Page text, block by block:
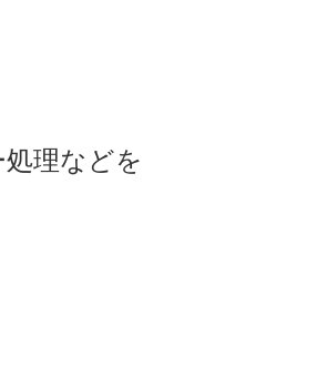
理などを